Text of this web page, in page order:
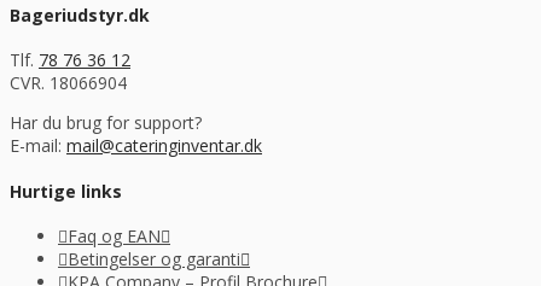
Bageriudstyr.dk
Tlf. 78 76 36 12
CVR. 18066904
Har du brug for support?
E-mail: mail@cateringinventar.dk
Hurtige links
Faq og EAN
Betingelser og garanti